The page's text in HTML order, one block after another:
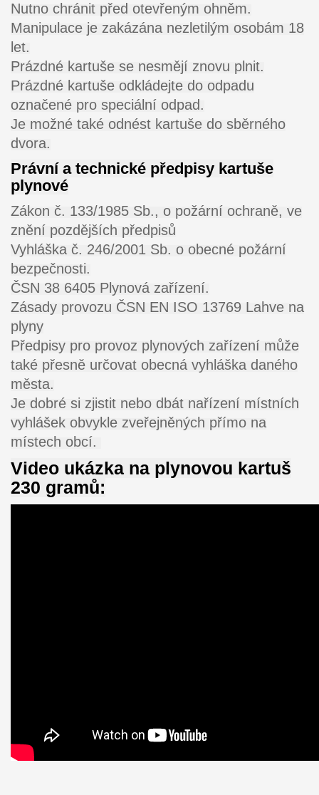
Nutno chránit před otevřeným ohněm.
Manipulace je zakázána nezletilým osobám 18
let.
Prázdné kartuše se nesmějí znovu plnit.
Prázdné kartuše odkládejte do odpadu
označené pro speciální odpad.
Je možné také odnést kartuše do sběrného
dvora.
Právní a technické předpisy kartuše
plynové
Zákon č. 133/1985 Sb., o požární ochraně, ve
znění pozdějších předpisů
Vyhláška č. 246/2001 Sb. o obecné požární
bezpečnosti.
ČSN 38 6405 Plynová zařízení.
Zásady provozu ČSN EN ISO 13769 Lahve na
plyny
Předpisy pro provoz plynových zařízení může
také přesně určovat obecná vyhláška daného
města.
Je dobré si zjistit nebo dbát nařízení místních
vyhlášek obvykle zveřejněných přímo na
místech obcí.
Video ukázka na plynovou kartuš
230 gramů: